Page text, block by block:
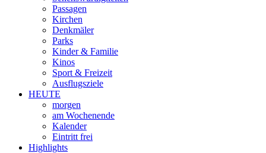
Passagen
Kirchen
Denkmäler
Parks
Kinder & Familie
Kinos
Sport & Freizeit
Ausflugsziele
HEUTE
morgen
am Wochenende
Kalender
Eintritt frei
Highlights